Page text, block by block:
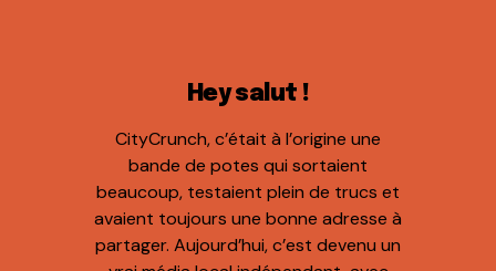
Hey salut !
CityCrunch, c’était à l’origine une
bande de potes qui sortaient
beaucoup, testaient plein de trucs et
avaient toujours une bonne adresse à
partager. Aujourd’hui, c’est devenu un